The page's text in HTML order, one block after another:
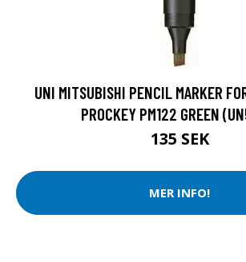
UNI MITSUBISHI PENCIL MARKER
PROCKEY PM122 GREEN
135 SEK
MER INFO!